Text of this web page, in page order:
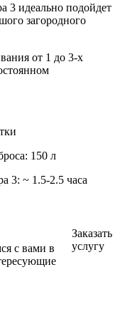
3 идеально подойдет
загородного
от 1 до 3-х
150 л
3: ~ 1.5-2.5 часа
с вами в
Заказать
услугу